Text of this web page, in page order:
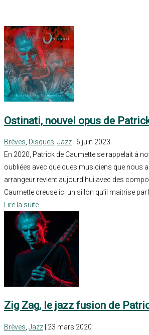
Ostinati, nouvel opus de
Brèves Disques Jazz | 6 juin 2023
En 2020, Patrick de Caumette se rappelait à
oubliées avec quelques musiciens que nous
arrangeur revient aujourd’hui avec des
Caumette creuse ici un sillon qu’il maitrise
Lire la suite
Zig Zag, le jazz fusion de
Brèves Jazz | 23 mars 2020